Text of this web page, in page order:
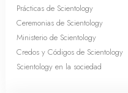
Prácticas de Scientology
Ceremonias de Scientology
Ministerio de Scientology
Credos y Códigos de Scientology
Scientology en la sociedad